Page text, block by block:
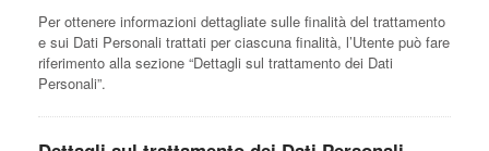
Per ottenere informazioni dettagliate sulle finalità del trattamento
e sui Dati Personali trattati per ciascuna finalità, l’Utente può fare
riferimento alla sezione “Dettagli sul trattamento dei Dati
Personali”.